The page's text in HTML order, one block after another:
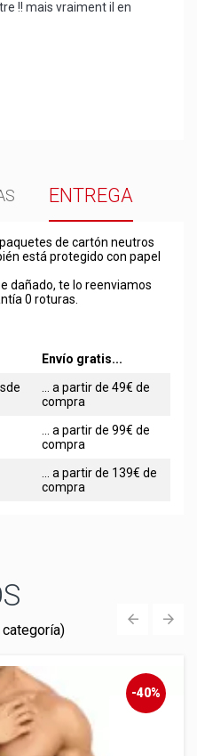
!! mais vraiment il en
ENTREGA
de cartón neutros
está protegido con papel
dañado, te lo reenviamos
0 roturas.
Envío gratis...
... a partir de 49€ de
compra
... a partir de 99€ de
compra
... a partir de 139€ de
compra
-40%